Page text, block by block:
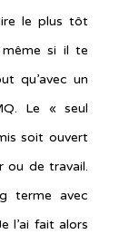
le plus tôt
si il te
qu’avec un
Le « seul
soit ouvert
ou de travail.
terme avec
l’ai fait alors